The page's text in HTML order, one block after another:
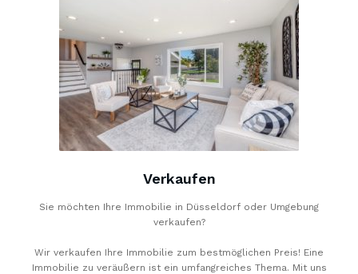
Verkaufen
Sie möchten Ihre Immobilie in Düsseldorf oder Umgebung
verkaufen?
Wir verkaufen Ihre Immobilie zum bestmöglichen Preis! Eine
Immobilie zu veräußern ist ein umfangreiches Thema. Mit uns